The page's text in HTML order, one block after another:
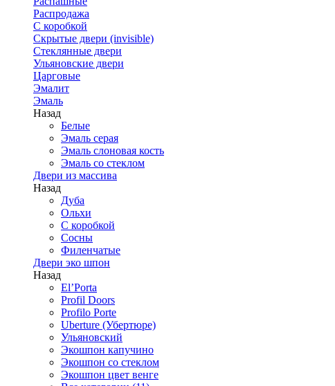
Распродажа
С коробкой
Скрытые двери (invisible)
Стеклянные двери
Ульяновские двери
Царговые
Эмалит
Эмаль
Назад
Белые
Эмаль серая
Эмаль слоновая кость
Эмаль со стеклом
Двери из массива
Назад
Дуба
Ольхи
С коробкой
Сосны
Филенчатые
Двери эко шпон
Назад
El’Porta
Profil Doors
Profilo Porte
Uberture (Убертюре)
Ульяновский
Экошпон капучино
Экошпон со стеклом
Экошпон цвет венге